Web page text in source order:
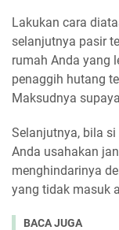
Lakukan cara
selanjutnya pasir
rumah Anda yang
penaggih hutang
Maksudnya
Selanjutnya, bila
Anda usahakan
menghindarinya
yang tidak masuk
BACA JUGA